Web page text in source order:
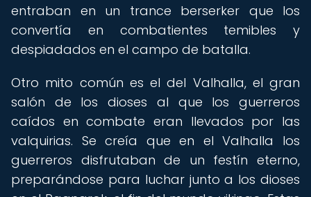
entraban en un trance berserker que los
convertía en combatientes temibles y
despiadados en el campo de batalla.
Otro mito común es el del Valhalla, el gran
salón de los dioses al que los guerreros
caídos en combate eran llevados por las
valquirias. Se creía que en el Valhalla los
guerreros disfrutaban de un festín eterno,
preparándose para luchar junto a los dioses